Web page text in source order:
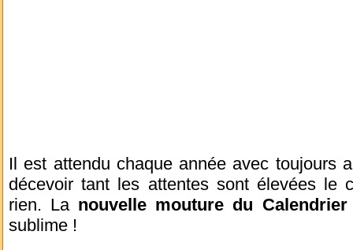
Il est attendu chaque année avec toujours
décevoir tant les attentes sont élevées le
rien. La nouvelle mouture du Calendrier
sublime !